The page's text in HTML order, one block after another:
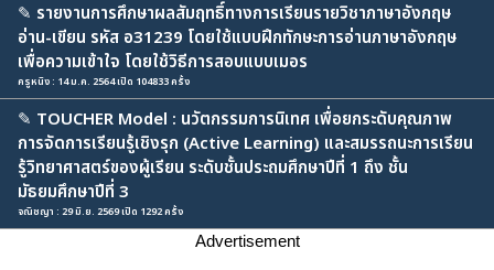
✎ รายงานการศึกษาผลสัมฤทธิ์ทางการเรียนรายวิชาภาษาอังกฤษ
อ่าน-เขียน รหัส อ31239 โดยใช้แบบฝึกทักษะการอ่านภาษาอังกฤษ
เพื่อความเข้าใจ โดยใช้วิธีการสอบแบบเมอร
ครูหนิง : 14 ม.ค. 2564 เปิด 104833 ครั้ง
✎ TOUCHER Model : นวัตกรรมการนิเทศ เพื่อยกระดับคุณภาพ
การจัดการเรียนรู้เชิงรุก (Active Learning) และสมรรถนะการเรียน
รู้วิทยาศาสตร์ของผู้เรียน ระดับชั้นประถมศึกษาปีที่ 1 ถึง ชั้น
มัธยมศึกษาปีที่ 3
จณิชญา : 29 มิ.ย. 2569 เปิด 1292 ครั้ง
Advertisement